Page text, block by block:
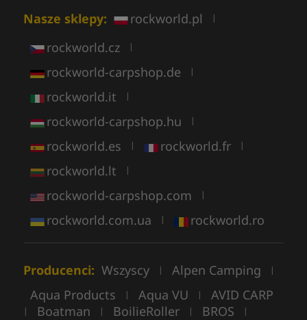
Nasze sklepy: rockworld.pl |
rockworld.cz |
rockworld-carpshop.de |
rockworld.it |
rockworld-carpshop.hu |
rockworld.es | rockworld.fr |
rockworld.lt |
rockworld-carpshop.com |
rockworld.com.ua | rockworld.ro
Producenci: Wszyscy | Alpen Camping |
Aqua Products | Aqua VU | AVID CARP
| Boatman | BoilieRoller | BROS |